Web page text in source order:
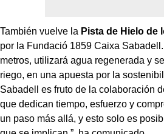
También vuelve la Pista de Hielo de
por la Fundació 1859 Caixa
metros, utilizará agua regenerada y
riego, en una apuesta por la
Sabadell es fruto de la colaboración
que dedican tiempo, esfuerzo y
un paso más allá, y esto solo es